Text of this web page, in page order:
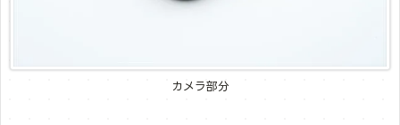
カメラ部分